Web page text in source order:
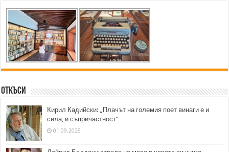
Откъси
Кирил Кадийски: „Плачът на големия поет винаги е и
сила, и съпричастност“
01.09.2025